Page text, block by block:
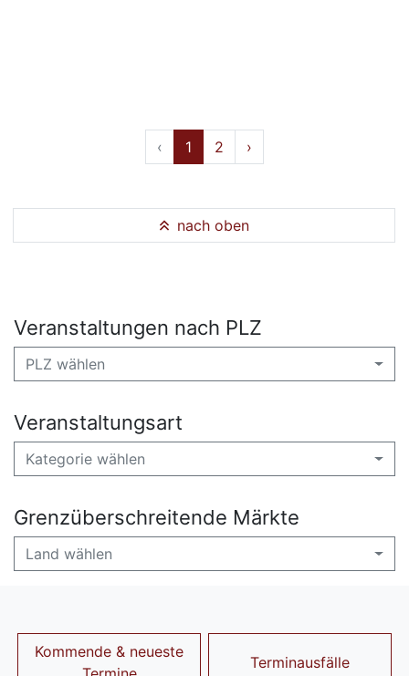
‹ 1 2 ›
nach oben
Veranstaltungen nach PLZ
PLZ wählen
Veranstaltungsart
Kategorie wählen
Grenzüberschreitende Märkte
Land wählen
Kommende & neueste
Terminausfälle